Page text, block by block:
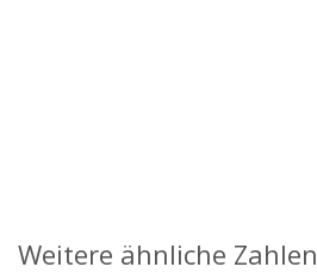
Weitere ähnliche Zahlen